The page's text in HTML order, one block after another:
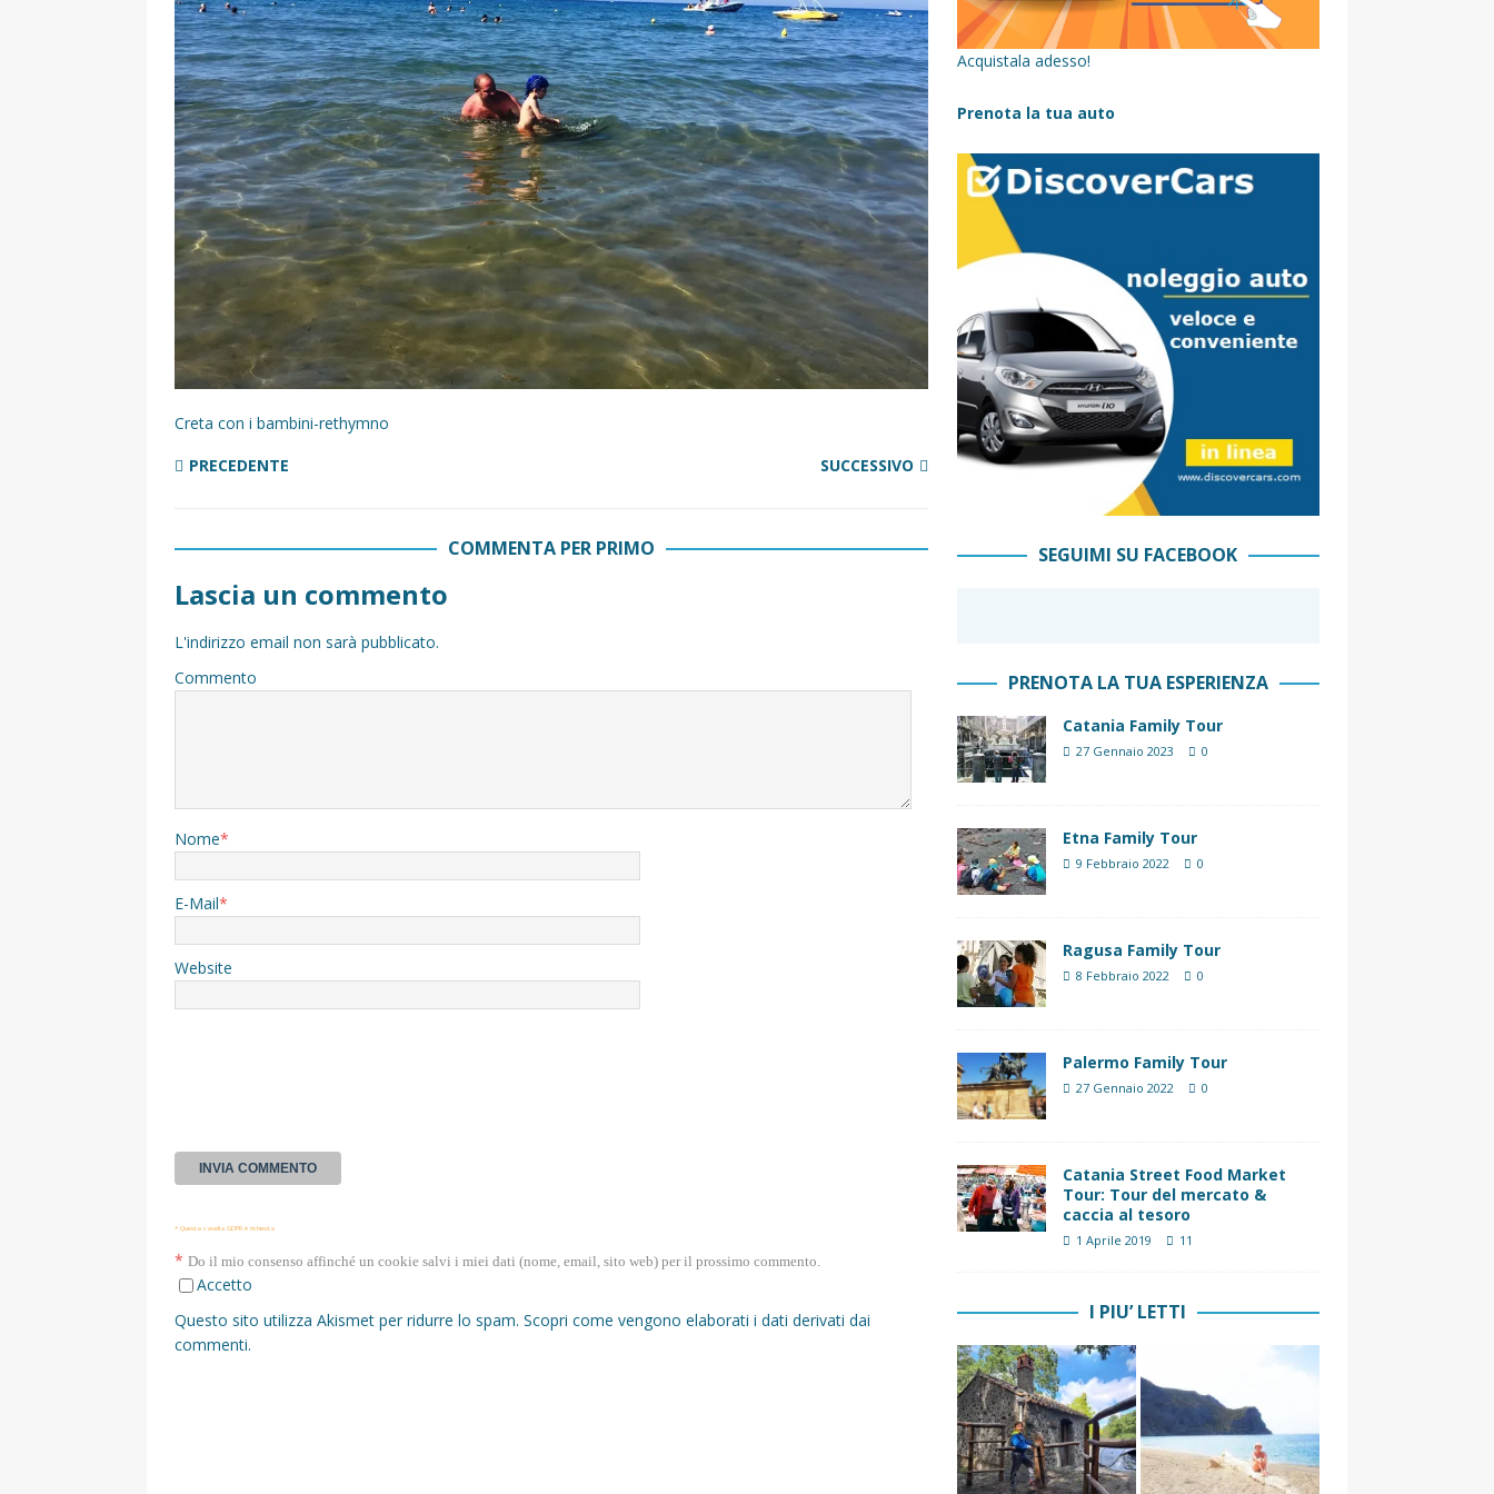
[ 2 Aprile 2025 ] Escursioni in Sicilia con bambini: itinerari imperdibili (+ consigli utili)- Parte 1
VIAGGI IN SICILIA
[ 17 Settembre 2023 ] Vendemmia con i bambini in Sicilia, dove andare?
FATTORIE
DIDATTICHE
[ 19 Gennaio 2023 ] Visitare la Fiumara d’Arte con i bambini, quando la natura incontra l’arte
VIAGGI IN SICILIA
[ 20 Marzo 2022 ] Cosa fare in Sicilia con i bambini: mare, attività e tour a prova di famiglia
VIAGGI IN SICILIA
Creta con i bambini-rethymno
PRECEDENTE
SUCCESSIVO
COMMENTA PER PRIMO
Lascia un commento
L'indirizzo email non sarà pubblicato.
Commento
Nome*
E-Mail*
Website
* Questa casella GDPR è richiesta
* Do il mio consenso affinché un cookie salvi i miei dati (nome, email, sito web) per il prossimo commento.
Accetto
Questo sito utilizza Akismet per ridurre lo spam. Scopri come vengono elaborati i dati derivati dai
commenti.
Acquistala adesso!
Prenota la tua auto
SEGUIMI SU FACEBOOK
PRENOTA LA TUA ESPERIENZA
Catania Family Tour
27 Gennaio 2023 0
Etna Family Tour
9 Febbraio 2022 0
Ragusa Family Tour
8 Febbraio 2022 0
Palermo Family Tour
27 Gennaio 2022 0
Catania Street Food Market
Tour: Tour del mercato &
caccia al tesoro
1 Aprile 2019 11
I PIU’ LETTI